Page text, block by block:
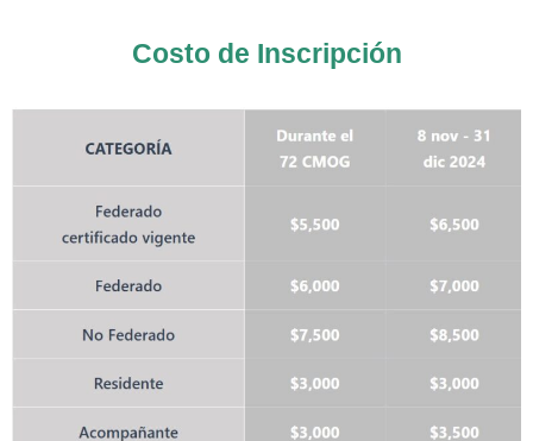
Costo de Inscripción